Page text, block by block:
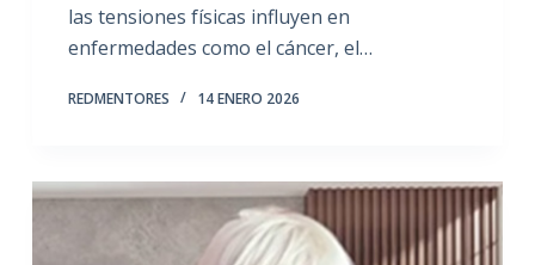
las tensiones físicas influyen en
enfermedades como el cáncer, el…
REDMENTORES 14 ENERO 2026